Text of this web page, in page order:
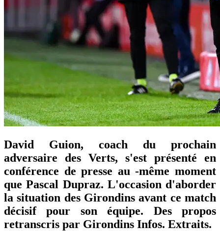
David Guion, coach du prochain
adversaire des Verts, s'est présenté en
conférence de presse au -même moment
que Pascal Dupraz. L'occasion d'aborder
la situation des Girondins avant ce match
décisif pour son équipe. Des propos
retranscris par Girondins Infos. Extraits.